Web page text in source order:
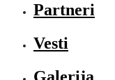
Partneri
Vesti